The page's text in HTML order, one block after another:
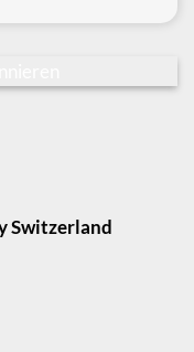
Switzerland